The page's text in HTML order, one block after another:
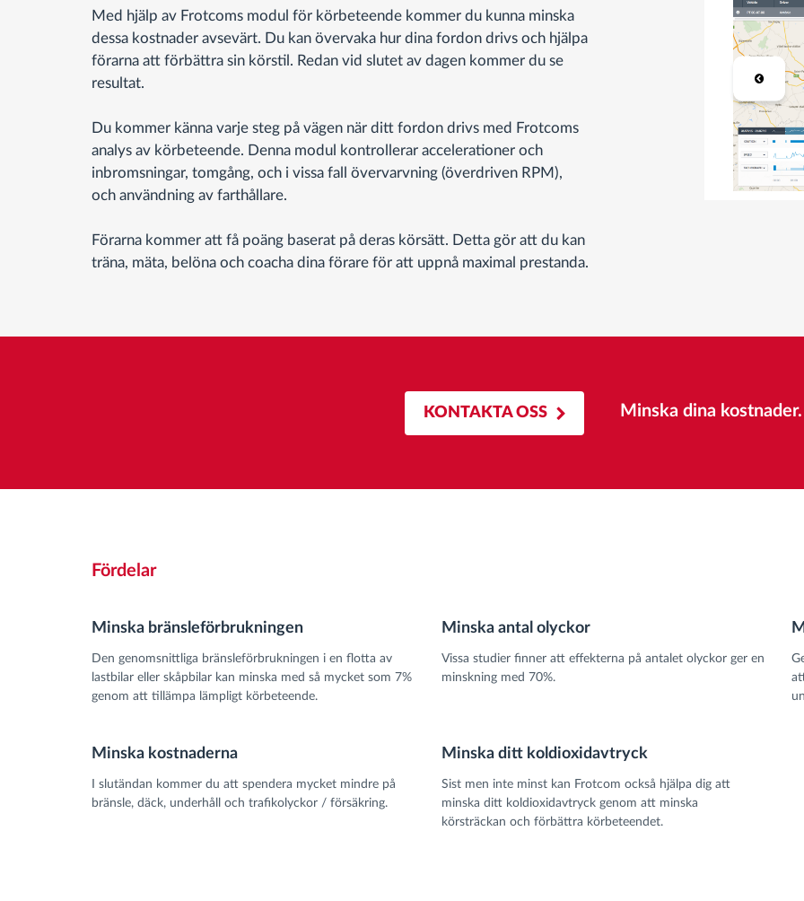
Med hjälp av Frotcoms modul för körbeteende kommer du kunna minska
dessa kostnader avsevärt. Du kan övervaka hur dina fordon drivs och hjälpa
förarna att förbättra sin körstil. Redan vid slutet av dagen kommer du se
resultat.
Du kommer känna varje steg på vägen när ditt fordon drivs med Frotcoms
analys av körbeteende. Denna modul kontrollerar accelerationer och
inbromsningar, tomgång, och i vissa fall övervarvning (överdriven RPM),
och användning av farthållare.
Förarna kommer att få poäng baserat på deras körsätt. Detta gör att du kan
träna, mäta, belöna och coacha dina förare för att uppnå maximal prestanda.
KONTAKTA OSS Minska dina kostnader.
Fördelar
Minska bränsleförbrukningen
Den genomsnittliga bränsleförbrukningen i en flotta av
lastbilar eller skåpbilar kan minska med så mycket som 7%
genom att tillämpa lämpligt körbeteende.
Minska antal olyckor
Vissa studier finner att effekterna på antalet olyckor ger en
minskning med 70%.
Minska kostnaderna
I slutändan kommer du att spendera mycket mindre på
bränsle, däck, underhåll och trafikolyckor / försäkring.
Minska ditt koldioxidavtryck
Sist men inte minst kan Frotcom också hjälpa dig att
minska ditt koldioxidavtryck genom att minska
körsträckan och förbättra körbeteendet.